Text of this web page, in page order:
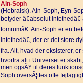
Ain-Soph
(Hebraisk). Ain-Soph, Eyn-
betyder â€absolut
tomrumâ€. Ain-Soph er en
intethedâ€, der er det store
fra. Alt, hvad der eksisterer, er
hvorfra alt i Universet er
men ogsÃ¥ til deres
Soph oversÃ¦ttes ofte